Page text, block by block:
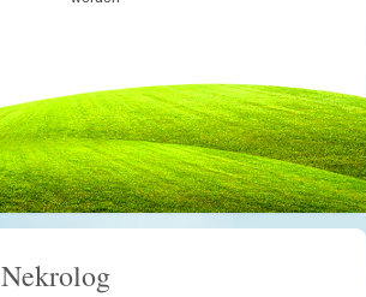
Nekrolog